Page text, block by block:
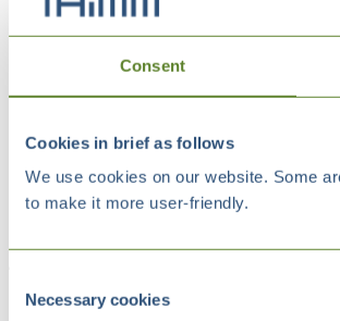
Consent
Cookies in brief as follows
We use cookies on our website. Some
to make it more user-friendly.
Selection
Necessary cookies